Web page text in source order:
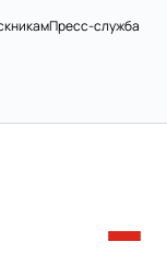
Пресс-служба